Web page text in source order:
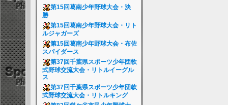
第15回葛南少年野球大会・決
勝
第15回葛南少年野球大会・リト
ルジャガーズ
第15回葛南少年野球大会・布佐
スパイダース
第37回千葉県スポーツ少年団軟
式野球交流大会・リトルイーグル
ス
第37回千葉県スポーツ少年団軟
式野球交流大会・リトルキング